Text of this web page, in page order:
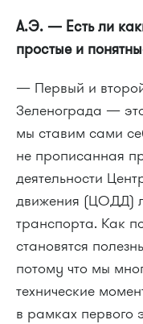
А.Э. — Есть ли
простые и
— Первый и
Зеленограда —
мы ставим сами
не прописанная
деятельности
движения (ЦОДД)
транспорта. Как
становятся
потому что мы
технические
в рамках первого